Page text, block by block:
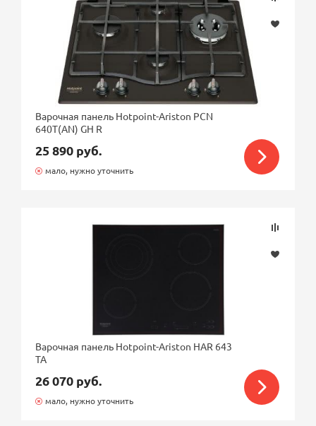
Варочная панель Hotpoint-Ariston PCN
640T(AN) GH R
25 890 руб.
мало, нужно уточнить
Варочная панель Hotpoint-Ariston HAR 643
TA
26 070 руб.
мало, нужно уточнить